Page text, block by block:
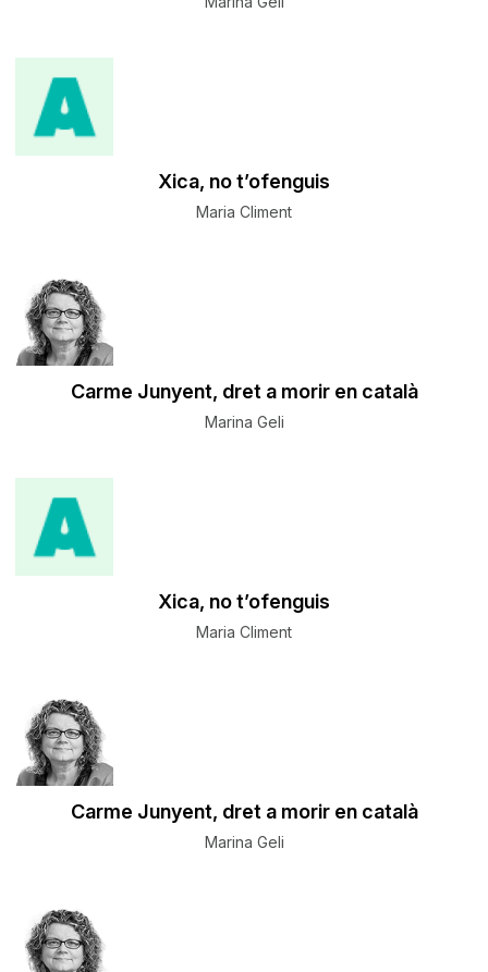
Xica, no t’ofenguis
Maria Climent
Carme Junyent, dret a morir en català
Marina Geli
Xica, no t’ofenguis
Maria Climent
Carme Junyent, dret a morir en català
Marina Geli